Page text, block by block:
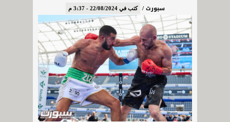
سبورت / كتب في 22/08/2024 - 3:37 م